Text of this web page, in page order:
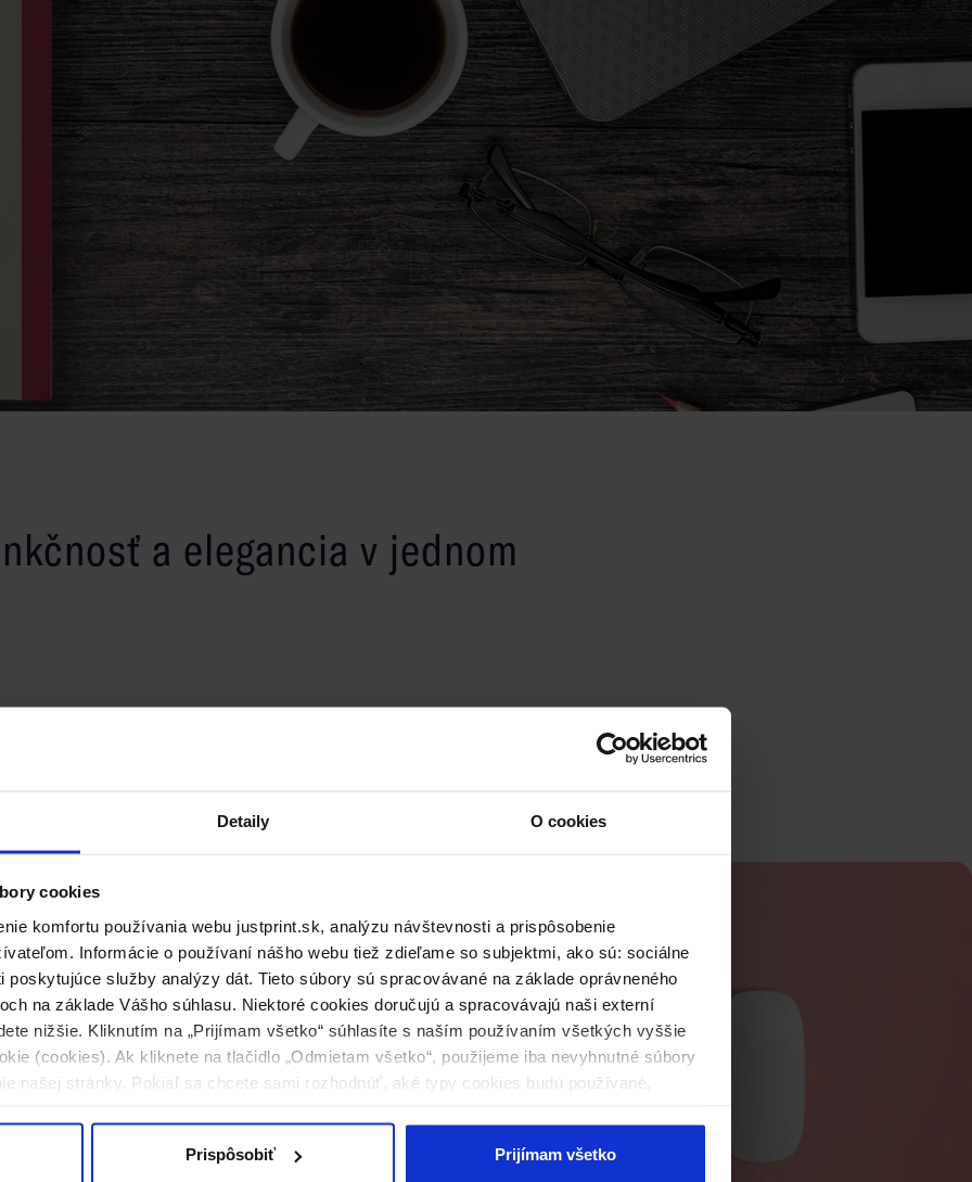
Detaily O cookies
cookies
komfortu používania webu justprint.sk, analýzu návštevnosti a prispôsobenie
Informácie o používaní nášho webu tiež zdieľame so subjektmi, ako sú: sociálne
poskytujúce služby analýzy dát. Tieto súbory sú spracovávané na základe oprávneného
na základe Vášho súhlasu. Niektoré cookies doručujú a spracovávajú naši externí
nižšie. Kliknutím na „Prijímam všetko“ súhlasíte s naším používaním všetkých vyššie
(cookies). Ak kliknete na tlačidlo „Odmietam všetko“, použijeme iba nevyhnutné súbory
našej stránky. Pokiaľ sa chcete sami rozhodnúť, aké typy cookies budú používané,
Prispôsobiť Prijímam všetko
a elegancia v jednom
A4 a DL s možnosťou výberu 50 alebo 100 listov.
špirály sú biela, čierna, zlatá a strieborná. Obal
je vyrobené z 80g ofsetového papiera. Okrem toho
- fólia je jednostranná na vonkajšej strane krytu..
a
sa snažia spojiť
laminácie robia
rôzne farby
voľbou pre